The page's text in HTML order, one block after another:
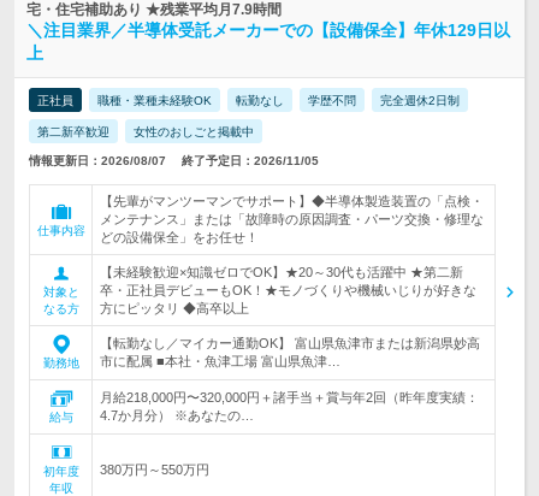
宅・住宅補助あり ★残業平均月7.9時間
＼注目業界／半導体受託メーカーでの【設備保全】年休129日以
上
正社員 職種・業種未経験OK 転勤なし 学歴不問 完全週休2日制
第二新卒歓迎 女性のおしごと掲載中
情報更新日：2026/08/07 終了予定日：2026/11/05
仕事内容
【先輩がマンツーマンでサポート】◆半導体製造装置の「点検・
メンテナンス」または「故障時の原因調査・パーツ交換・修理な
どの設備保全」をお任せ！
対象と
なる方
【未経験歓迎×知識ゼロでOK】★20～30代も活躍中 ★第二新
卒・正社員デビューもOK！★モノづくりや機械いじりが好きな
方にピッタリ ◆高卒以上
勤務地
【転勤なし／マイカー通勤OK】 富山県魚津市または新潟県妙高
市に配属 ■本社・魚津工場 富山県魚津…
給与
月給218,000円〜320,000円＋諸手当＋賞与年2回（昨年度実績：
4.7か月分） ※あなたの…
初年度
年収
380万円～550万円